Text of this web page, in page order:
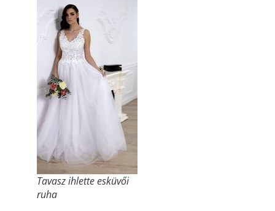
Tavasz ihlette esküvői
ruha